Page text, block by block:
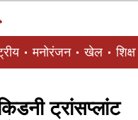
मनोरंजन खेल शिक्षा
ट्रांसप्लांट